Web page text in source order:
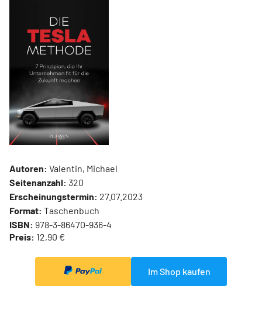
Autoren: Valentin, Michael
Seitenanzahl: 320
Erscheinungstermin: 27.07.2023
Format: Taschenbuch
ISBN: 978-3-86470-936-4
Preis: 12,90 €
Im Shop kaufen